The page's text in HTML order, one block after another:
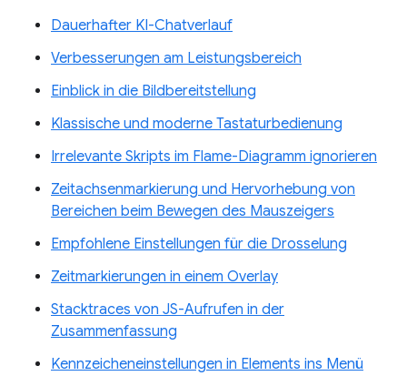
Dauerhafter KI-Chatverlauf
Verbesserungen am Leistungsbereich
Einblick in die Bildbereitstellung
Klassische und moderne Tastaturbedienung
Irrelevante Skripts im Flame-Diagramm ignorieren
Zeitachsenmarkierung und Hervorhebung von
Bereichen beim Bewegen des Mauszeigers
Empfohlene Einstellungen für die Drosselung
Zeitmarkierungen in einem Overlay
Stacktraces von JS-Aufrufen in der
Zusammenfassung
Kennzeicheneinstellungen in Elements ins Menü